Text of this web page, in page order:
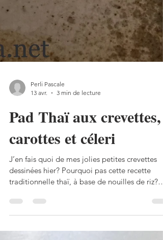
Perli Pascale
13 avr.
3 min de lecture
Pad Thaï aux crevettes,
carottes et céleri